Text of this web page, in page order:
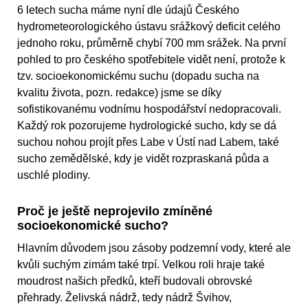
6 letech sucha máme nyní dle údajů Českého
hydrometeorologického ústavu srážkový deficit celého
jednoho roku, průměrně chybí 700 mm srážek. Na první
pohled to pro českého spotřebitele vidět není, protože k
tzv. socioekonomickému suchu (dopadu sucha na
kvalitu života, pozn. redakce) jsme se díky
sofistikovanému vodnímu hospodářství nedopracovali.
Každý rok pozorujeme hydrologické sucho, kdy se dá
suchou nohou projít přes Labe v Ústí nad Labem, také
sucho zemědělské, kdy je vidět rozpraskaná půda a
uschlé plodiny.
Proč je ještě neprojevilo zmíněné
socioekonomické sucho?
Hlavním důvodem jsou zásoby podzemní vody, které ale
kvůli suchým zimám také trpí. Velkou roli hraje také
moudrost našich předků, kteří budovali obrovské
přehrady. Želivská nádrž, tedy nádrž Švihov,